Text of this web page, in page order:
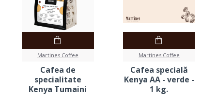
Martines Coffee
Cafea de
specialitate
Kenya Tumaini
Martines Coffee
Cafea specială
Kenya AA - verde -
1 kg.